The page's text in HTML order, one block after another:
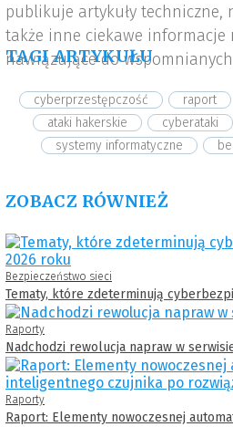
publikuje artykuły techniczne,
także inne ciekawe informacje
nawiązujące do
TAGI ARTYKUŁU
cyberprzestępczość raport
ataki hakerskie
cyberataki
systemy informatyczne
ZOBACZ RÓWNIEŻ
Bezpieczeństwo sieci
Tematy, które zdeterminują
Raporty
Nadchodzi rewolucja napraw w
Raporty
Raport: Elementy nowoczesnej